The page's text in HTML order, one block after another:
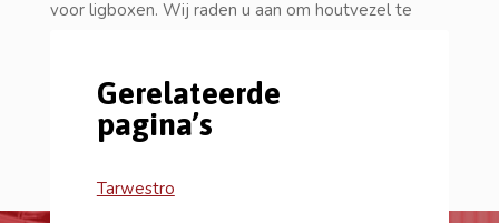
voor ligboxen. Wij raden u aan om houtvezel te
Gerelateerde
pagina’s
Tarwestro